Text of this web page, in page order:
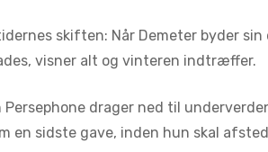
skiften: Når Demeter byder
visner alt og vinteren indtræffer.
drager ned til
en sidste gave, inden hun skal